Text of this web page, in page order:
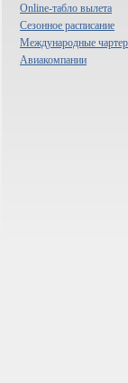
Online-табло вылета
Сезонное расписание
Международные
Авиакомпании